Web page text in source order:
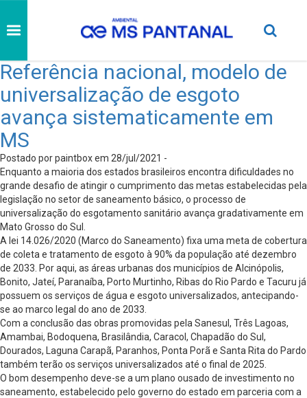
Referência nacional, modelo de
universalização de esgoto
avança sistematicamente em
MS
Postado por paintbox em 28/jul/2021 -
Enquanto a maioria dos estados brasileiros encontra dificuldades no
grande desafio de atingir o cumprimento das metas estabelecidas pela
legislação no setor de saneamento básico, o processo de
universalização do esgotamento sanitário avança gradativamente em
Mato Grosso do Sul.
A lei 14.026/2020 (Marco do Saneamento) fixa uma meta de cobertura
de coleta e tratamento de esgoto à 90% da população até dezembro
de 2033. Por aqui, as áreas urbanas dos municípios de Alcinópolis,
Bonito, Jateí, Paranaíba, Porto Murtinho, Ribas do Rio Pardo e Tacuru já
possuem os serviços de água e esgoto universalizados, antecipando-
se ao marco legal do ano de 2033.
Com a conclusão das obras promovidas pela Sanesul, Três Lagoas,
Amambai, Bodoquena, Brasilândia, Caracol, Chapadão do Sul,
Dourados, Laguna Carapã, Paranhos, Ponta Porã e Santa Rita do Pardo
também terão os serviços universalizados até o final de 2025.
O bom desempenho deve-se a um plano ousado de investimento no
saneamento, estabelecido pelo governo do estado em parceria com a